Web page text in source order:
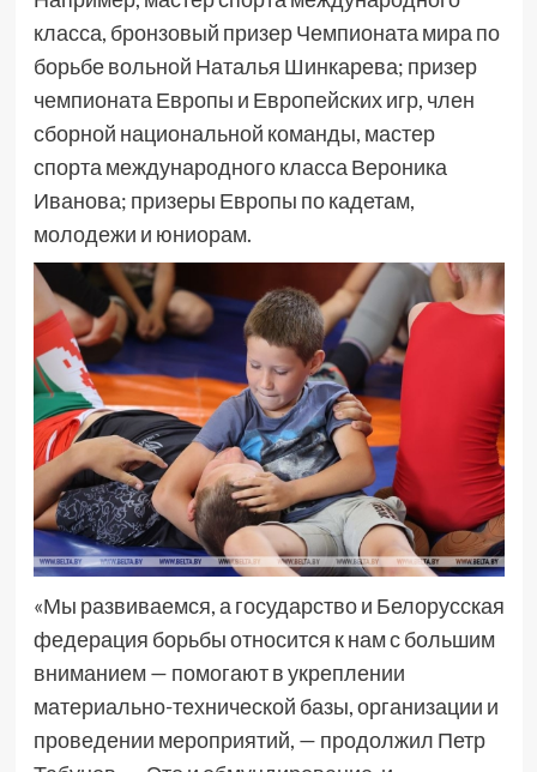
класса, бронзовый призер Чемпионата мира по
борьбе вольной Наталья Шинкарева; призер
чемпионата Европы и Европейских игр, член
сборной национальной команды, мастер
спорта международного класса Вероника
Иванова; призеры Европы по кадетам,
молодежи и юниорам.
«Мы развиваемся, а государство и Белорусская
федерация борьбы относится к нам с большим
вниманием — помогают в укреплении
материально-технической базы, организации и
проведении мероприятий, — продолжил Петр